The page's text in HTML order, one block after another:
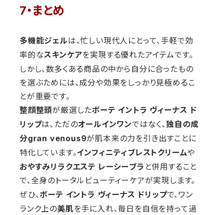
7・まとめ
多機能ジェルは、忙しい現代人にとって、手軽で効
率的なスキンケアを実現する優れたアイテムです。
しかし、数多くある商品の中から自分に合ったもの
を選ぶためには、成分や効果をしっかり見極めるこ
とが重要です。
整顔整頭が厳選したボーテ イントラ ヴィーナス ド
リップは、ただのオールインワンではなく、独自の成
分gran venous9が肌本来の力を引き出すことに
特化しています。インフィニティブレストクリームや
おやすみリラクエステ レーシーブラ と併用すること
で、全身のトータルビューティーケアが実現します。
ぜひ、ボーテ イントラ ヴィーナス ドリップで、ワン
ランク上の美肌を手に入れ、毎日を自信を持って過